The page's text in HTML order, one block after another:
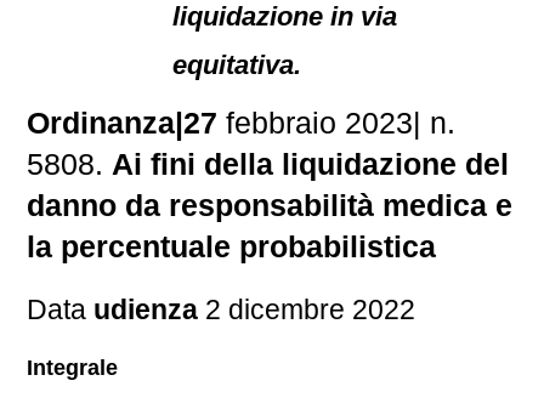
liquidazione in via
equitativa.
Ordinanza|27 febbraio 2023| n.
5808. Ai fini della liquidazione del
danno da responsabilità medica e
la percentuale probabilistica
Data udienza 2 dicembre 2022
Integrale